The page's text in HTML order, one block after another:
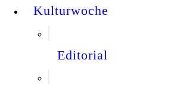
Kulturwoche
Editorial